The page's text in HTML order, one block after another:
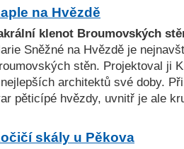
na Hvězdě
klenot Broumovských
Sněžné na Hvězdě je
stěn. Projektoval ji
architektů své doby.
pěticípé hvězdy, uvnitř je ale
skály u Pěkova